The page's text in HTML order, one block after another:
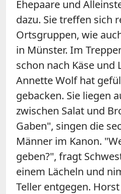
Ehepaare und
dazu. Sie treffen sich
Ortsgruppen, wie
in Münster. Im
schon nach Käse und
Annette Wolf hat
gebacken. Sie liegen
zwischen Salat und
Gaben", singen die
Männer im Kanon.
geben?", fragt
einem Lächeln und
Teller entgegen.